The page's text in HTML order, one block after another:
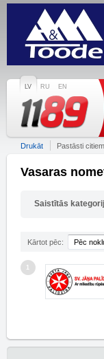
LV RU EN
Drukāt Pastāsti
Vasaras
Saistītās
Kārtot pēc: Pēc
1